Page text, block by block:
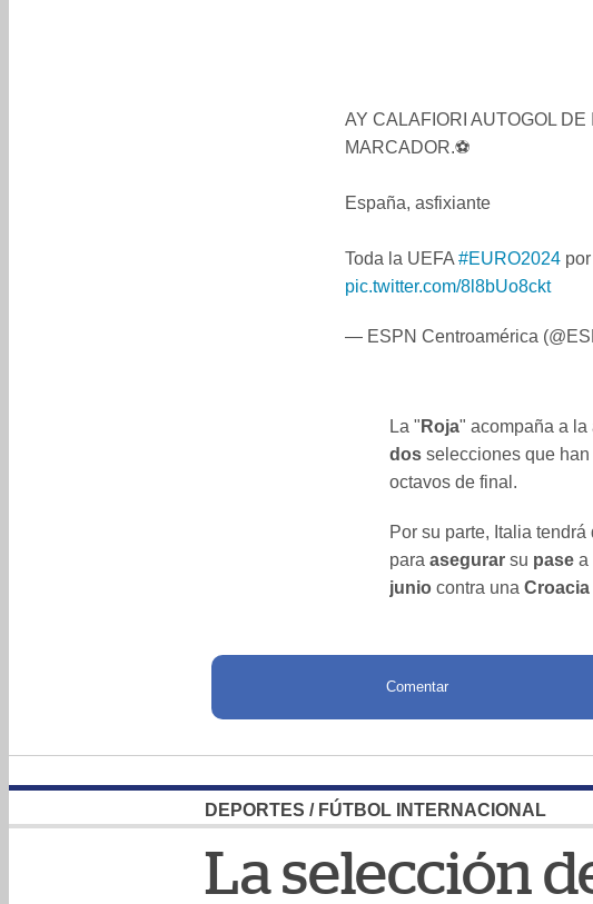
AY CALAFIORI AUTOGOL DE
MARCADOR.⚽️
España, asfixiante
Toda la UEFA #EURO2024 por
pic.twitter.com/8l8bUo8ckt
— ESPN Centroamérica
La " Roja" acompaña a la
dos selecciones que
octavos de final.
Por su parte, Italia
para asegurar su pase a
junio contra una Croacia
Comentar
DEPORTES / FÚTBOL INTERNACIONAL
La selección